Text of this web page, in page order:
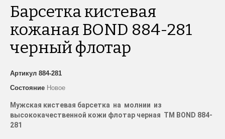
Барсетка кистевая
кожаная BOND 884-281
черный флотар
Артикул 884-281
Состояние Новое
Мужская кистевая барсетка на молнии из
высококачественной кожи флотар черная TM BOND 884-
281